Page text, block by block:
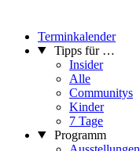
Terminkalender
Tipps für …
Insider
Alle
Communitys
Kinder
7 Tage
Programm